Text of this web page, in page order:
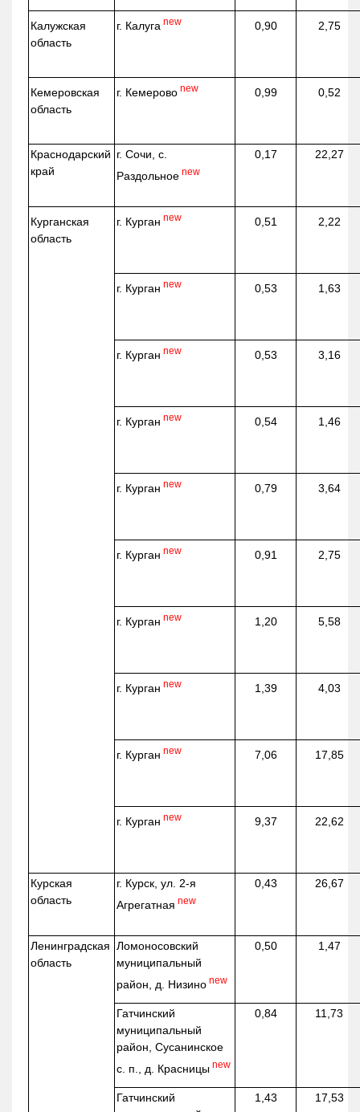
Калужская
область
г. Калуга new 0,90 2,75
Кемеровская
область
г. Кемерово new 0,99 0,52
Краснодарский
край
г. Сочи, с.
Раздольное new
0,17 22,27
Курганская
область
г. Курган new 0,51 2,22
г. Курган new 0,53 1,63
г. Курган new 0,53 3,16
г. Курган new 0,54 1,46
г. Курган new 0,79 3,64
г. Курган new 0,91 2,75
г. Курган new 1,20 5,58
г. Курган new 1,39 4,03
г. Курган new 7,06 17,85
г. Курган new 9,37 22,62
Курская
область
г. Курск, ул. 2-я
Агрегатная new
0,43 26,67
Ленинградская
область
Ломоносовский
муниципальный
район, д. Низино new
0,50 1,47
Гатчинский
муниципальный
район, Сусанинское
с. п., д. Красницы new
0,84 11,73
Гатчинский
1,43 17,53